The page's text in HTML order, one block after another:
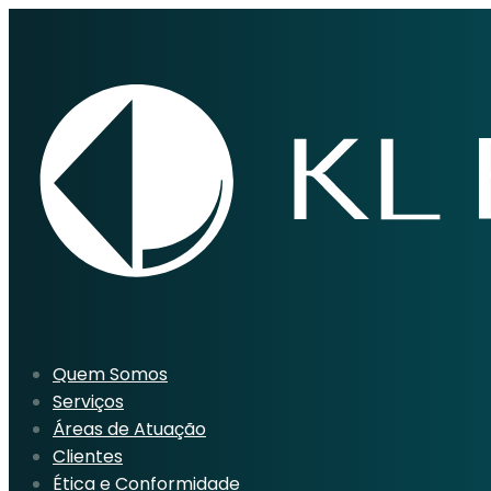
Quem Somos
Serviços
Áreas de Atuação
Clientes
Ética e Conformidade